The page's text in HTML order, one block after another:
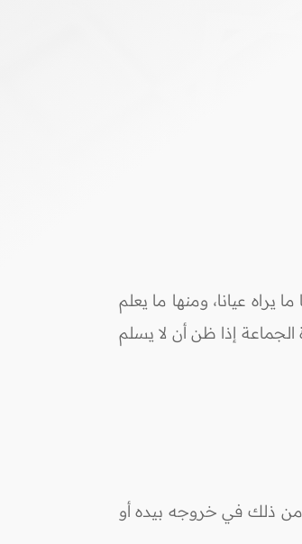
عيانا، ومنها ما يعلم
إذا ظن أن لا يسلم
من ذلك في خروجه بيده أو